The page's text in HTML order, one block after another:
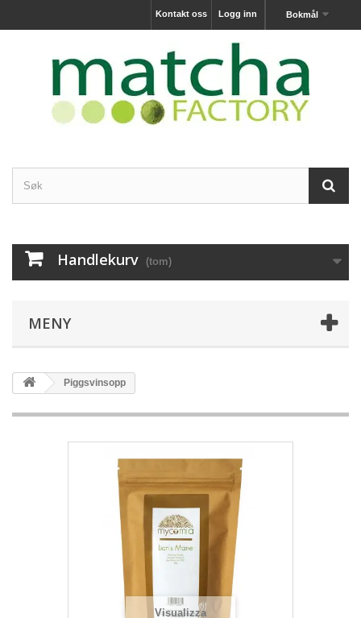
Bokmål
Logg inn
Kontakt oss
Handlekurv (tom)
MENY
Piggsvinsopp
Visualizza